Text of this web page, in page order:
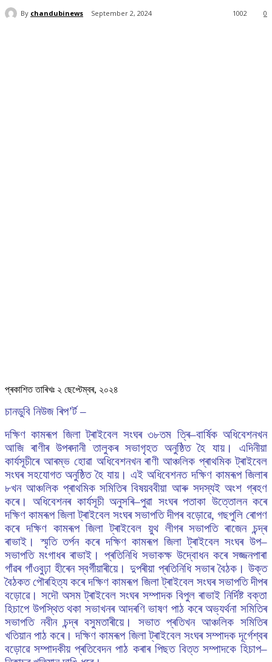
By chandubinews September 2, 2024 0
1002
প্ৰকাশিত তাৰিখঃ ২ ছেপ্টেম্বৰ, ২০২৪
চানডুবি নিউজ ৰিপ’ৰ্ট –
দক্ষিণ কামৰূপ জিলা ট্ৰাইবেল সংঘৰ ৩৮তম ত্ৰি–বাৰ্ষিক অধিবেশনখন
আজি ৰাণীৰ উপৰদানী তালুকৰ সভাগৃহত অনুষ্ঠিত হৈ যায়। এদিনীয়া
কাৰ্যসূচীৰে আৰম্ভ হোৱা অধিবেশনখন ৰাণী আঞ্চলিক প্ৰাথমিক ট্ৰাইবেল
সংঘৰ সহযোগত অনুষ্ঠিত হৈ যায়। এই অধিবেশনত দক্ষিণ কামৰূপ জিলাৰ
৮খন আঞ্চলিক প্ৰাথমিক সমিতিৰ বিষয়ববীয়া আৰু সদস্যই অংশ গ্ৰহণ
কৰে। অধিবেশনৰ কাৰ্যসূচী অনুসৰি–পুৱা সংঘৰ পতাকা উত্তোলন কৰে
দক্ষিণ কামৰূপ জিলা ট্ৰাইবেল সংঘৰ সভাপতি দীপৰ বড়োৱে, গছপুলি ৰোপণ
কৰে দক্ষিণ কামৰূপ জিলা ট্ৰাইবেল য়ুথ লীগৰ সভাপতি ৰাজেন চন্দ্ৰ
ৰাভাই। স্মৃতি তৰ্পন কৰে দক্ষিণ কামৰূপ জিলা ট্ৰাইবেল সংঘৰ উপ–
সভাপতি মংগাধৰ ৰাভাই। প্ৰতিনিধি সভাকক্ষ উদ্বোধন কৰে সজ্জনপাৰা
গাঁৱৰ গাঁওবুঢ়া হীৰেন স্বৰ্গীয়াৰীয়ে। দুপৰীয়া প্ৰতিনিধি সভাৰ বৈঠক। উক্ত
বৈঠকত পৌৰহিত্য কৰে দক্ষিণ কামৰূপ জিলা ট্ৰাইবেল সংঘৰ সভাপতি দীপৰ
বড়োৱে। সদৌ অসম ট্ৰাইবেল সংঘৰ সম্পাদক বিপুল ৰাভাই নিৰ্দিষ্ট বক্তা
হিচাপে উপস্থিত থকা সভাখনৰ আদৰণি ভাষণ পাঠ কৰে অভ্যৰ্থনা সমিতিৰ
সভাপতি নবীন চন্দ্ৰ বসুমতাৰীয়ে। সভাত প্ৰতিখন আঞ্চলিক সমিতিৰ
খতিয়ান পাঠ কৰে। দক্ষিণ কামৰূপ জিলা ট্ৰাইবেল সংঘৰ সম্পাদক দূৰ্গেশ্বৰ
বড়োৱে সম্পাদকীয় প্ৰতিবেদন পাঠ কৰাৰ পিছত বিত্ত সম্পাদকে হিচাপ–